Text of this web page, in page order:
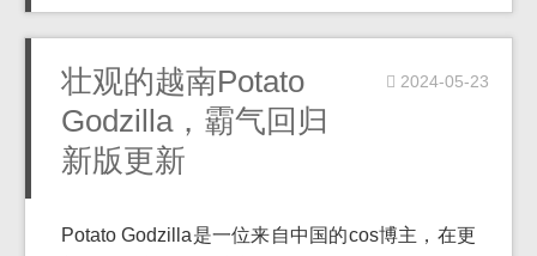
壮观的越南Potato
Godzilla，霸气回归
新版更新
2024-05-23
Potato Godzilla是一位来自中国的cos博主，在更